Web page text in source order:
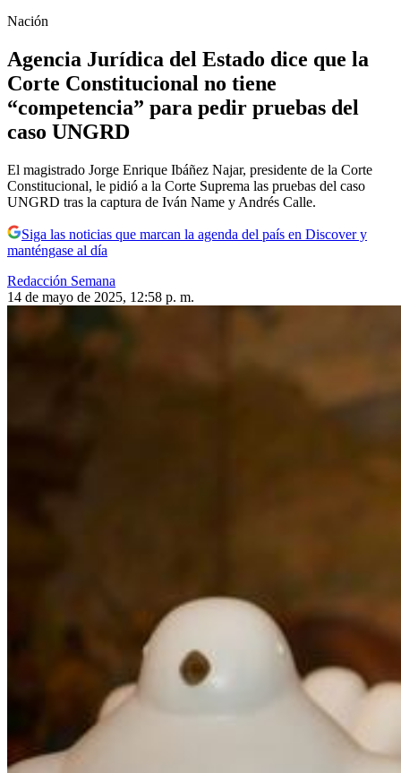
Nación
Agencia Jurídica del Estado dice que la
Corte Constitucional no tiene
“competencia” para pedir pruebas del
caso UNGRD
El magistrado Jorge Enrique Ibáñez Najar, presidente de la Corte
Constitucional, le pidió a la Corte Suprema las pruebas del caso
UNGRD tras la captura de Iván Name y Andrés Calle.
Siga las noticias que marcan la agenda del país en Discover y
manténgase al día
Redacción Semana
14 de mayo de 2025, 12:58 p. m.